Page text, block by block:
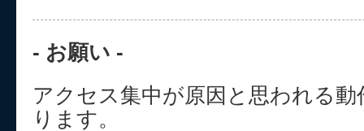
- お願い -
アクセス集中が原因と思われる
ります。